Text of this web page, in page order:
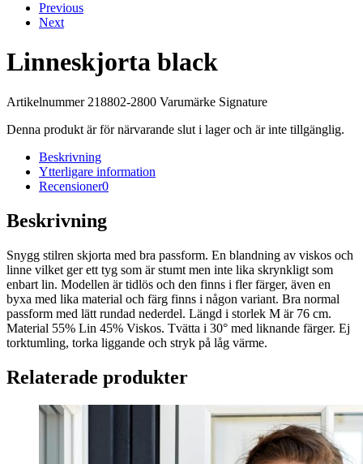
Previous
Next
Linneskjorta black
Artikelnummer 218802-2800 Varumärke Signature
Denna produkt är för närvarande slut i lager och är inte tillgänglig.
Beskrivning
Ytterligare information
Recensioner0
Beskrivning
Snygg stilren skjorta med bra passform. En blandning av viskos och
linne vilket ger ett tyg som är stumt men inte lika skrynkligt som
enbart lin. Modellen är tidlös och den finns i fler färger, även en
byxa med lika material och färg finns i någon variant. Bra normal
passform med lätt rundad nederdel. Längd i storlek M är 76 cm.
Material 55% Lin 45% Viskos. Tvätta i 30° med liknande färger. Ej
torktumling, torka liggande och stryk på låg värme.
Relaterade produkter